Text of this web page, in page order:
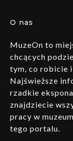
O nas
MuzeOn to
chcących
tym, co robicie
Najświeższe
rzadkie
znajdziecie
pracy w
tego portalu.